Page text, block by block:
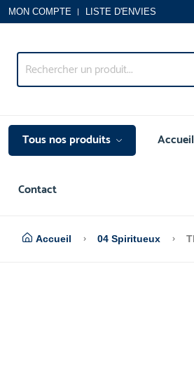
MON COMPTE LISTE D'ENVIES
Tous nos produits Accueil
Contact
Accueil 04 Spiritueux